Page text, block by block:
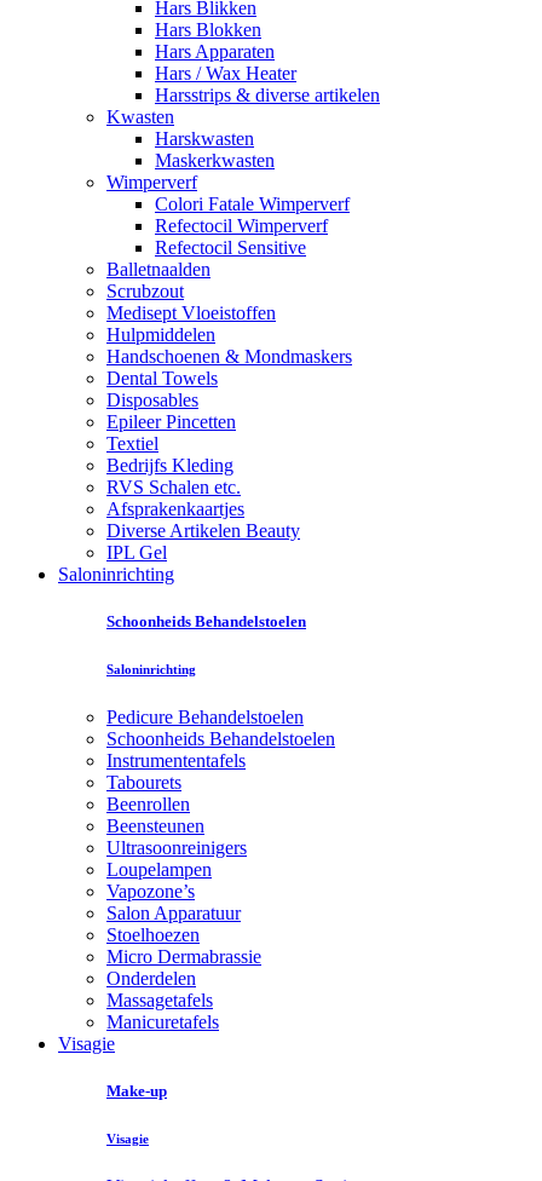
Hars Blikken
Hars Blokken
Hars Apparaten
Hars / Wax Heater
Harsstrips & diverse artikelen
Kwasten
Harskwasten
Maskerkwasten
Wimperverf
Colori Fatale Wimperverf
Refectocil Wimperverf
Refectocil Sensitive
Balletnaalden
Scrubzout
Medisept Vloeistoffen
Hulpmiddelen
Handschoenen & Mondmaskers
Dental Towels
Disposables
Epileer Pincetten
Textiel
Bedrijfs Kleding
RVS Schalen etc.
Afsprakenkaartjes
Diverse Artikelen Beauty
IPL Gel
Saloninrichting
Schoonheids Behandelstoelen
Saloninrichting
Pedicure Behandelstoelen
Schoonheids Behandelstoelen
Instrumententafels
Tabourets
Beenrollen
Beensteunen
Ultrasoonreinigers
Loupelampen
Vapozone’s
Salon Apparatuur
Stoelhoezen
Micro Dermabrassie
Onderdelen
Massagetafels
Manicuretafels
Visagie
Make-up
Visagie